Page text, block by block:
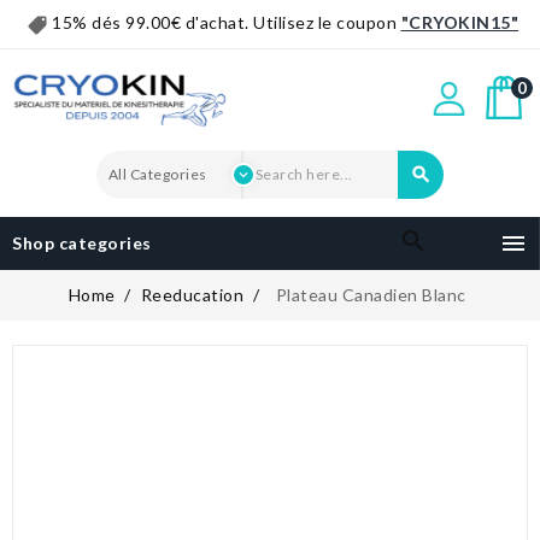
15% dés 99.00€ d'achat. Utilisez le coupon "CRYOKIN15"
0

Shop categories 
Home Reeducation Plateau Canadien Blanc